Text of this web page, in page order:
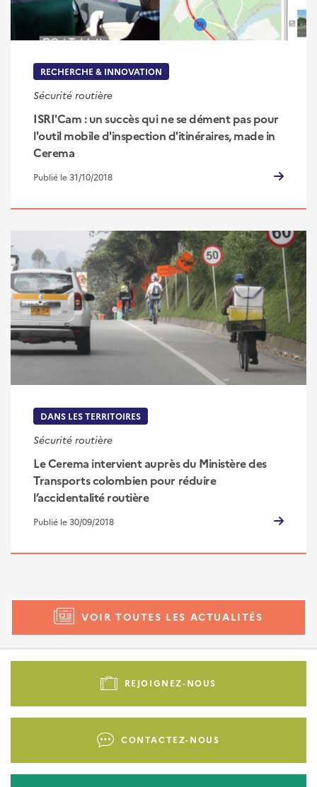
RECHERCHE & INNOVATION
Sécurité routière
ISRI'Cam : un succès qui ne se dément pas pour
l'outil mobile d'inspection d'itinéraires, made in
Cerema
Publié le 31/10/2018
DANS LES TERRITOIRES
Sécurité routière
Le Cerema intervient auprès du Ministère des
Transports colombien pour réduire
l’accidentalité routière
Publié le 30/09/2018
VOIR TOUTES LES ACTUALITÉS
Pied
-
REJOIGNEZ-NOUS
CONTACTEZ-NOUS